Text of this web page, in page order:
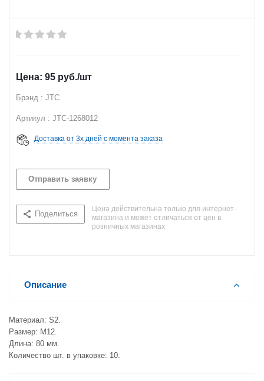
95 руб./шт
Брэнд : JTC
Артикул : JTC-1268012
Доставка от 3х дней с момента заказа
Отправить заявку
Поделиться
Цена действительна только для интернет-
магазина и может отличаться от цен в
розничных магазинах
Описание
Материал: S2.
Размер: M12.
Длина: 80 мм.
Количество шт. в упаковке: 10.